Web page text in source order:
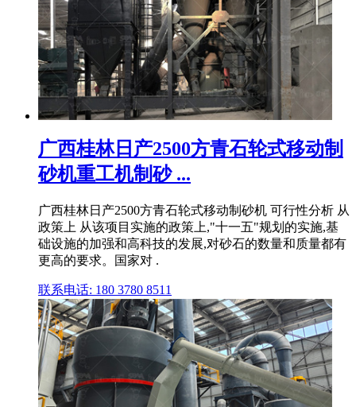
广西桂林日产2500方青石轮式移动制
砂机重工机制砂 ...
广西桂林日产2500方青石轮式移动制砂机 可行性分析 从
政策上 从该项目实施的政策上,"十一五"规划的实施,基
础设施的加强和高科技的发展,对砂石的数量和质量都有
更高的要求。国家对 .
联系电话: 180 3780 8511